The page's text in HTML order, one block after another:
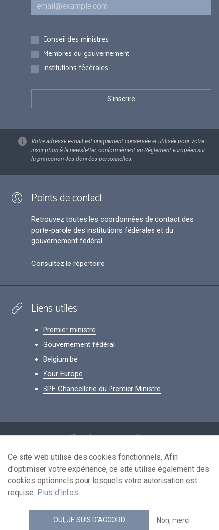
Inscriptions
Conseil des ministres
Membres du gouvernement
Institutions fédérales
Votre adresse e-mail est uniquement conservée et utilisée pour votre
inscription à la newsletter, conformément au Règlement européen sur
la protection des données personnelles.
Points de contact
Retrouvez toutes les coordonnées de contact des
porte-parole des institutions fédérales et du
gouvernement fédéral.
Consultez le répertoire
Liens utiles
Premier ministre
Gouvernement fédéral
Belgium.be
Your Europe
SPF Chancellerie du Premier Ministre
Données personnelles
Conditions de réutilisation
Contactez-nous
news.belgium flux RSS
Ce site web utilise des cookies fonctionnels. Afin
d'optimiser votre expérience, ce site utilise également des
cookies optionnels pour lesquels votre autorisation est
requise. Plus d'infos.
OUI, JE SUIS D'ACCORD Non, merci